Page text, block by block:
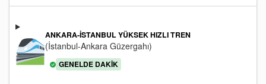
ANKARA-İSTANBUL YÜKSEK HIZLI TREN
(İstanbul-Ankara Güzergahı)
GENELDE DAKIK